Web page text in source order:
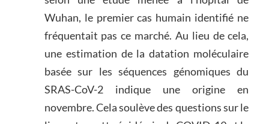
Wuhan, le premier cas humain identifié ne
fréquentait pas ce marché. Au lieu de cela,
une estimation de la datation moléculaire
basée sur les séquences génomiques du
SRAS-CoV-2 indique une origine en
novembre. Cela soulève des questions sur le